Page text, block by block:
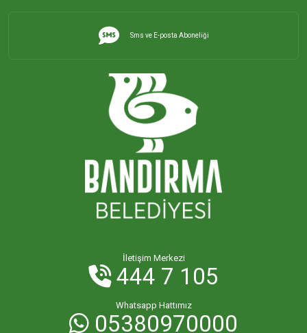
Sms ve E-posta Aboneliği
İletişim Merkezi
444 7 105
Whatsapp Hattımız
05380970000